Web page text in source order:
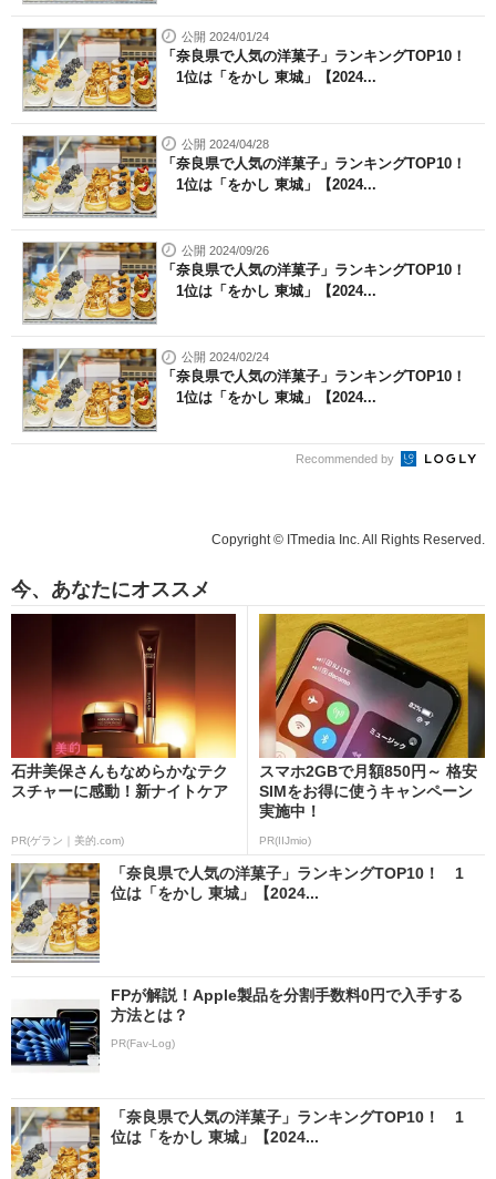
公開 2024/01/24
「奈良県で人気の洋菓子」ランキングTOP10！
1位は「をかし 東城」【2024...
公開 2024/04/28
「奈良県で人気の洋菓子」ランキングTOP10！
1位は「をかし 東城」【2024...
公開 2024/09/26
「奈良県で人気の洋菓子」ランキングTOP10！
1位は「をかし 東城」【2024...
公開 2024/02/24
「奈良県で人気の洋菓子」ランキングTOP10！
1位は「をかし 東城」【2024...
Recommended by
Copyright © ITmedia Inc. All Rights Reserved.
今、あなたにオススメ
石井美保さんもなめらかなテク
スチャーに感動！新ナイトケア
PR(ゲラン｜美的.com)
スマホ2GBで月額850円～ 格安
SIMをお得に使うキャンペーン
実施中！
PR(IIJmio)
「奈良県で人気の洋菓子」ランキングTOP10！ 1
位は「をかし 東城」【2024...
FPが解説！Apple製品を分割手数料0円で入手する
方法とは？
PR(Fav-Log)
「奈良県で人気の洋菓子」ランキングTOP10！ 1
位は「をかし 東城」【2024...